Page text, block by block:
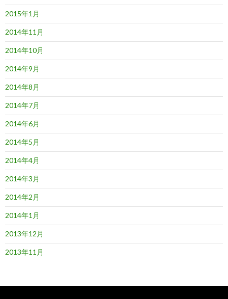
2015年1月
2014年11月
2014年10月
2014年9月
2014年8月
2014年7月
2014年6月
2014年5月
2014年4月
2014年3月
2014年2月
2014年1月
2013年12月
2013年11月